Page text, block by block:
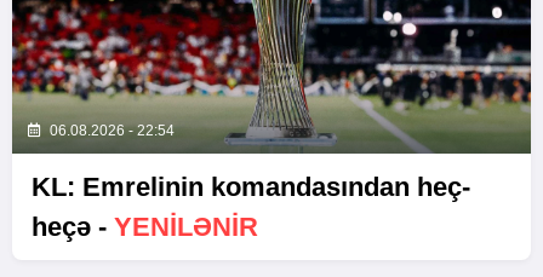
06.08.2026 - 22:54
KL: Emrelinin komandasından heç-
heçə - YENİLƏNİR